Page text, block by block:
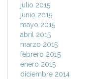
julio 2015
junio 2015
mayo 2015
abril 2015
marzo 2015
febrero 2015
enero 2015
diciembre 2014